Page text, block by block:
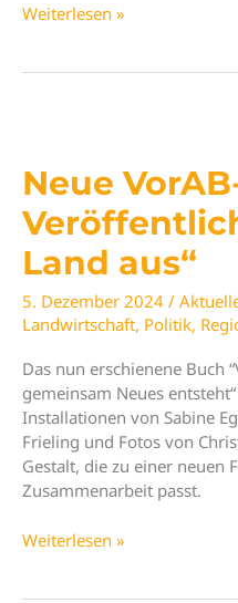
Neuer
auf
der
Domäne
Fredeburg“
Weiterlesen »
Neue
Land aus“
5. Dezember 2024 /
Landwirtschaft, Politik,
Das nun erschienene Buch
gemeinsam Neues
Installationen von Sabine
Frieling und Fotos von
Gestalt, die zu einer neuen
Zusammenarbeit passt.
Neue
Weiterlesen »